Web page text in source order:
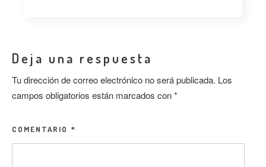
Deja una respuesta
Tu dirección de correo electrónico no será publicada. Los
campos obligatorios están marcados con*
COMENTARIO *